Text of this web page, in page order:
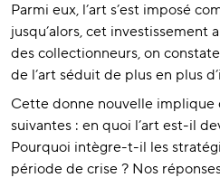
Parmi eux, l’art s’est imposé
jusqu’alors, cet investissement
des collectionneurs, on
de l’art séduit de plus en plus
Cette donne nouvelle implique
suivantes : en quoi l’art est-il
Pourquoi intègre-t-il les
période de crise ? Nos